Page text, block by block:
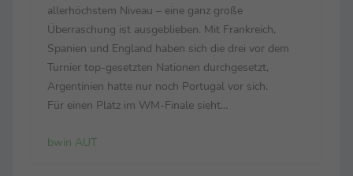
allerhöchstem Niveau – eine ganz große
Überraschung ist ausgeblieben. Mit Frankreich,
Spanien und England haben sich die drei vor dem
Turnier top-gesetzten Nationen durchgesetzt,
Argentinien hatte nur noch Portugal vor sich.
Für einen Platz im WM-Finale sieht
in der Favoritenrolle. Im ersten Semifinale am
bwin AUT